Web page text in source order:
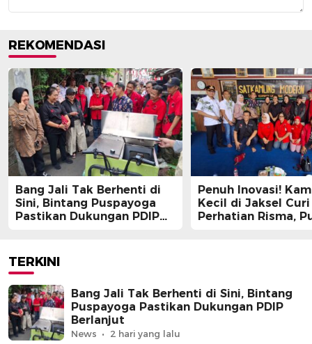
REKOMENDASI
Bang Jali Tak Berhenti di
Sini, Bintang Puspayoga
Pastikan Dukungan PDIP
Penuh Inovasi!
Kecil di Jaksel Curi
Perhatian Risma,
TERKINI
Bang Jali Tak Berhenti di Sini, Bintang
Puspayoga Pastikan Dukungan PDIP
Berlanjut
News 2 hari yang lalu